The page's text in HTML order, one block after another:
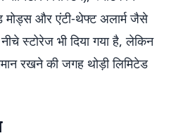
मोड्स और एंटी-थेफ्ट अलार्म जैसे
स्टोरेज भी दिया गया है, लेकिन
रखने की जगह थोड़ी लिमिटेड